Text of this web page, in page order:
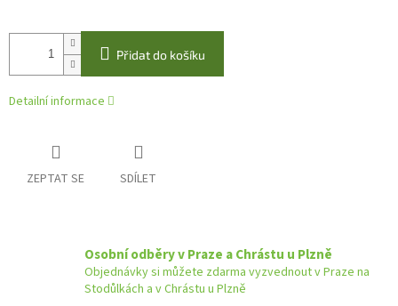
Přidat do košíku
Detailní informace
ZEPTAT SE SDÍLET
Osobní odběry v Praze a Chrástu u Plzně
Objednávky si můžete zdarma vyzvednout v Praze na
Stodůlkách a v Chrástu u Plzně